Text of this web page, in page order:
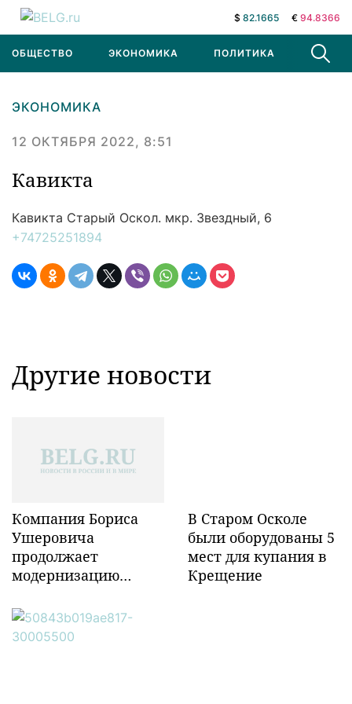
$ 82.1665 € 94.8366
ОБЩЕСТВО ЭКОНОМИКА ПОЛИТИКА В МИРЕ
ЭКОНОМИКА
12 ОКТЯБРЯ 2022, 8:51
Кавикта
Кавикта Старый Оскол. мкр. Звездный, 6
+74725251894
Другие новости
Компания Бориса
Ушеровича
продолжает
модернизацию
инфраструктуры в
Забайкалье
В Старом Осколе
были оборудованы 5
мест для купания в
Крещение